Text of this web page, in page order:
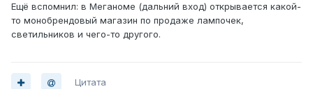
Ещё вспомнил: в Меганоме (дальний вход) открывается какой-
то монобрендовый магазин по продаже лампочек,
светильников и чего-то другого.
Цитата